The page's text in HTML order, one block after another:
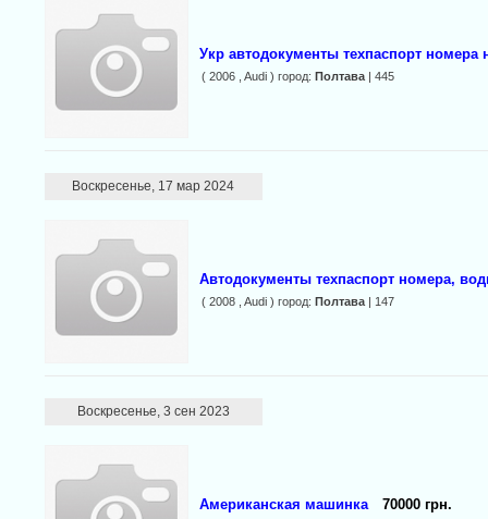
Укр автодокументы техпаспорт
( 2006 , Audi ) город: Полтава| 445
Воскресенье, 17 мар 2024
Автодокументы техпаспорт номера,
( 2008 , Audi ) город: Полтава| 147
Воскресенье, 3 сен 2023
Американская машинка 70000 грн.